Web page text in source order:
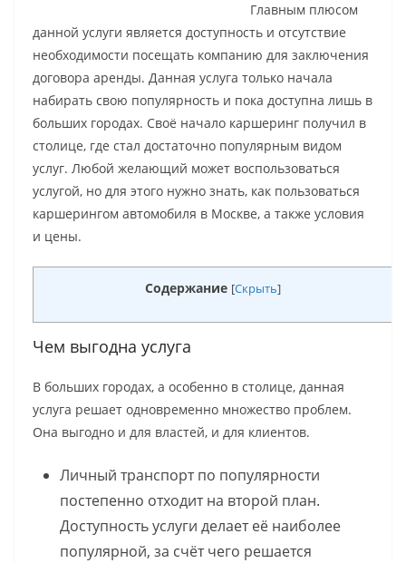
Главным плюсом
данной услуги является доступность и отсутствие
необходимости посещать компанию для заключения
договора аренды. Данная услуга только начала
набирать свою популярность и пока доступна лишь в
больших городах. Своё начало каршеринг получил в
столице, где стал достаточно популярным видом
услуг. Любой желающий может воспользоваться
услугой, но для этого нужно знать, как пользоваться
каршерингом автомобиля в Москве, а также условия
и цены.
Содержание [Скрыть]
Чем выгодна услуга
В больших городах, а особенно в столице, данная
услуга решает одновременно множество проблем.
Она выгодно и для властей, и для клиентов.
Личный транспорт по популярности
постепенно отходит на второй план.
Доступность услуги делает её наиболее
популярной, за счёт чего решается